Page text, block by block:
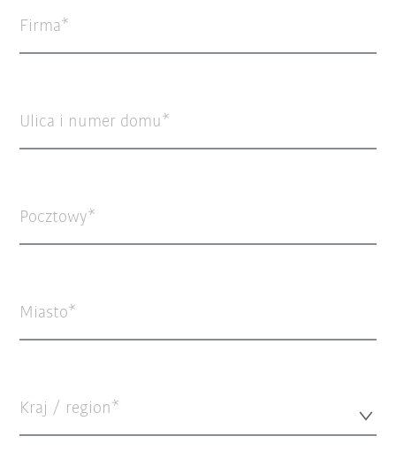
Firma
Ulica i numer domu
Pocztowy
Miasto
Kraj / region*